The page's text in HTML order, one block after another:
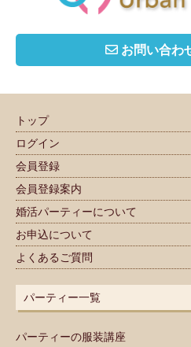
お問い合わ
トップ
ログイン
会員登録
会員登録案内
婚活パーティーについて
お申込について
よくあるご質問
パーティー一覧
パーティーの服装講座